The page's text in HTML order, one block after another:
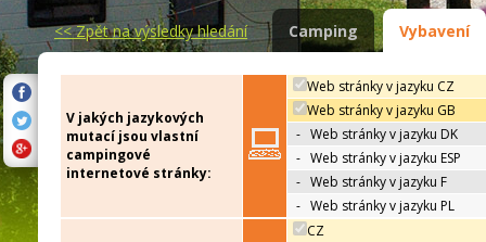
<<Zpět na výsledky hledání Camping Vybavení
V jakých jazykových
mutací jsou vlastní
campingové
internetové stránky:
Web stránky v jazyku CZ
Web stránky v jazyku GB
- Web stránky v jazyku DK
- Web stránky v jazyku ESP
- Web stránky v jazyku F
- Web stránky v jazyku PL
CZ